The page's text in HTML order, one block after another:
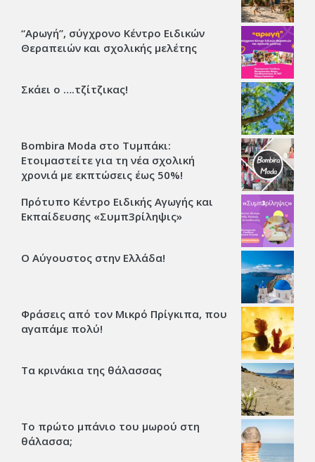
“Αρωγή”, σύγχρονο Κέντρο Ειδικών
Θεραπειών και σχολικής μελέτης
Σκάει ο ….τζίτζικας!
Bombira Moda στο Τυμπάκι:
Ετοιμαστείτε για τη νέα σχολική
χρονιά με εκπτώσεις έως 50%!
Πρότυπο Κέντρο Ειδικής Αγωγής και
Εκπαίδευσης «Συμπ3ρίληψις»
Ο Αύγουστος στην Ελλάδα!
Φράσεις από τον Μικρό Πρίγκιπα, που
αγαπάμε πολύ!
Τα κρινάκια της θάλασσας
Το πρώτο μπάνιο του μωρού στη
θάλασσα;